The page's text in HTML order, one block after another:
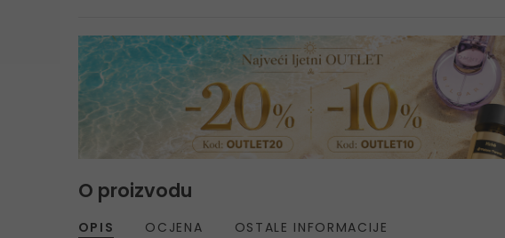
O proizvodu
OPIS OCJENA OSTALE INFORMACIJE